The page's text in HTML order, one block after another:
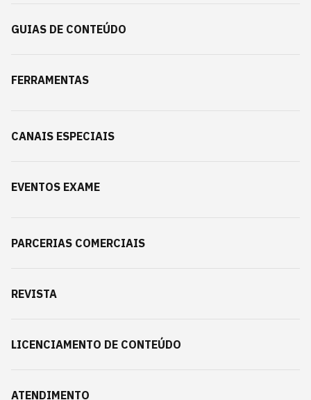
GUIAS DE CONTEÚDO
FERRAMENTAS
CANAIS ESPECIAIS
EVENTOS EXAME
PARCERIAS COMERCIAIS
REVISTA
LICENCIAMENTO DE CONTEÚDO
ATENDIMENTO